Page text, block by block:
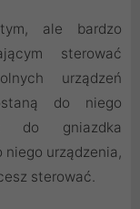
ale bardzo
sterować
urządzeń
do niego
do gniazdka
niego urządzenia,
sterować.